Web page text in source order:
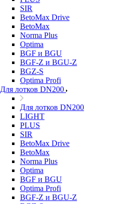
SIR
BetoMax Drive
BetoMax
Norma Plus
Optima
BGF и BGU
BGF-Z и BGU-Z
BGZ-S
Optima Profi
Для лотков DN200
Для лотков DN200
LIGHT
PLUS
SIR
BetoMax Drive
BetoMax
Norma Plus
Optima
BGF и BGU
Optima Profi
BGF-Z и BGU-Z